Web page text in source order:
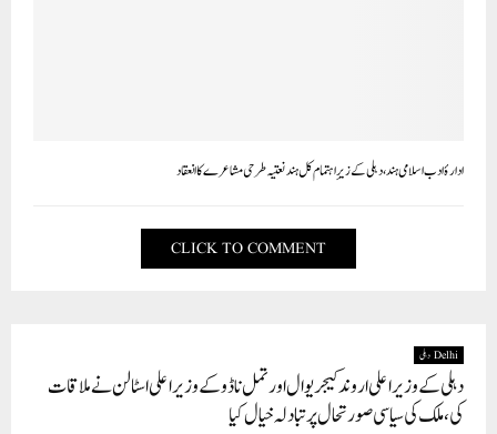
ادارۂ ادب اسلامی ہند، دہلی کے زیرِ اہتمام کل ہند نعتیہ طرحی مشاعرے کا انعقاد
CLICK TO COMMENT
Delhi دہلی
دہلی کے وزیر اعلی اروند کیجریوال اور تمل ناڈو کے وزیر اعلی اسٹالن نے ملاقات
کی، ملک کی سیاسی صورتحال پر تبادلہ خیال کیا